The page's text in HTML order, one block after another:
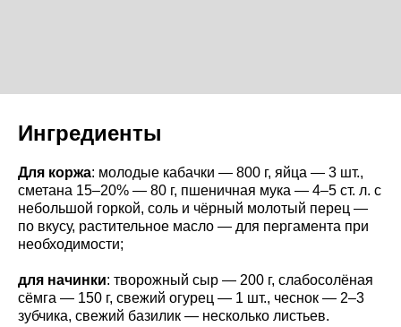
Ингредиенты
Для коржа: молодые кабачки — 800 г, яйца — 3 шт.,
сметана 15–20% — 80 г, пшеничная мука — 4–5 ст. л. с
небольшой горкой, соль и чёрный молотый перец —
по вкусу, растительное масло — для пергамента при
необходимости;
для начинки: творожный сыр — 200 г, слабосолёная
сёмга — 150 г, свежий огурец — 1 шт., чеснок — 2–3
зубчика, свежий базилик — несколько листьев.